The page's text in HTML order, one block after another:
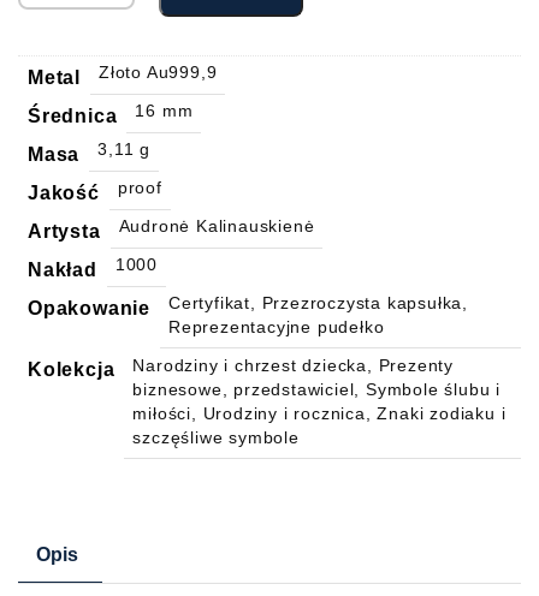
Metal Złoto Au999,9
Średnica 16 mm
Masa 3,11 g
Jakość proof
Artysta Audronė Kalinauskienė
Nakład 1000
Opakowanie
Certyfikat, Przezroczysta kapsułka,
Reprezentacyjne pudełko
Kolekcja
Narodziny i chrzest dziecka, Prezenty
biznesowe, przedstawiciel, Symbole ślubu i
miłości, Urodziny i rocznica, Znaki zodiaku i
szczęśliwe symbole
Opis